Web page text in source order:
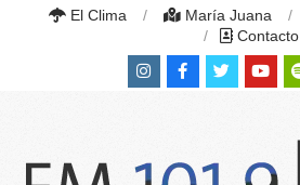
El Clima María Juana
Contacto